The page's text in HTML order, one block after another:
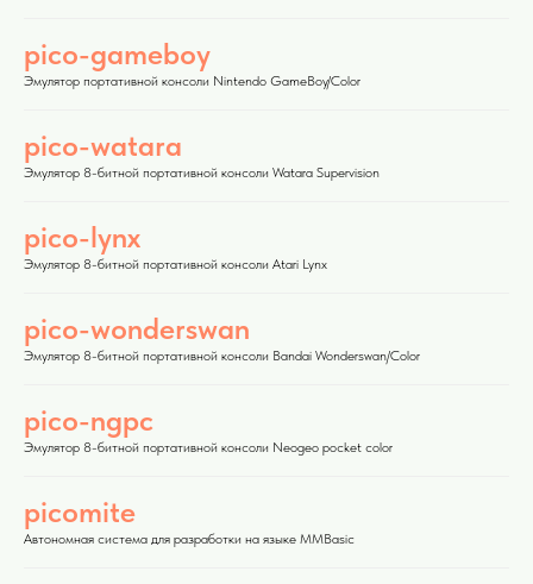
pico-gameboy
Эмулятор портативной консоли Nintendo GameBoy/Color
pico-watara
Эмулятор 8-битной портативной консоли Watara Supervision
pico-lynx
Эмулятор 8-битной портативной консоли Atari Lynx
pico-wonderswan
Эмулятор 8-битной портативной консоли Bandai Wonderswan/Color
pico-ngpc
Эмулятор 8-битной портативной консоли Neogeo pocket color
picomite
Автономная система для разработки на языке MMBasic